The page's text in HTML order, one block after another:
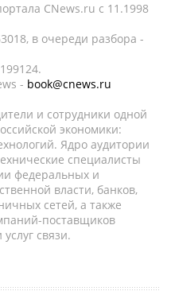
CNews.ru c 11.1998
в очереди разбора -
- book@cnews.ru
и сотрудники одной
экономики:
Ядро аудитории
специалисты
федеральных и
власти, банков,
сетей, а также
поставщиков
связи.